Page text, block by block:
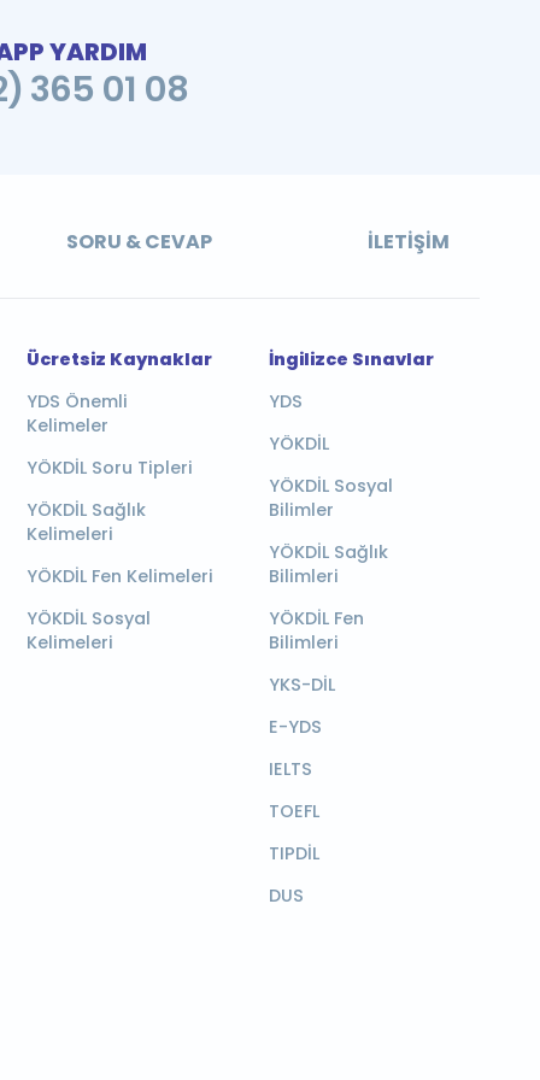
YARDIM
365 01 08
SORU & CEVAP İLETIŞIM
Ücretsiz Kaynaklar
YDS Önemli
Kelimeler
YÖKDİL Soru Tipleri
YÖKDİL Sağlık
Kelimeleri
YÖKDİL Fen Kelimeleri
YÖKDİL Sosyal
Kelimeleri
İngilizce Sınavlar
YDS
YÖKDİL
YÖKDİL Sosyal
Bilimler
YÖKDİL Sağlık
Bilimleri
YÖKDİL Fen
Bilimleri
YKS-DİL
E-YDS
IELTS
TOEFL
TIPDİL
DUS